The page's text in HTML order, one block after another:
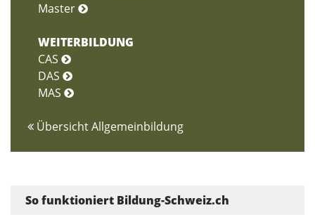
Master
WEITERBILDUNG
CAS
DAS
MAS
Übersicht Allgemeinbildung
So funktioniert Bildung-Schweiz.ch